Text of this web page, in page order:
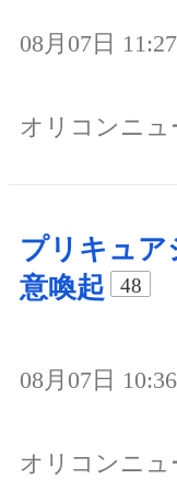
08月07日 11:27
オリコンニュ
プリキュア
意喚起
48
08月07日 10:36
オリコンニュ